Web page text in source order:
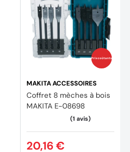
(7
Prix coûtants
MAKITA ACCESSOIRES
Coffret 8 mèches à bois
MAKITA E-08698
20,16 €